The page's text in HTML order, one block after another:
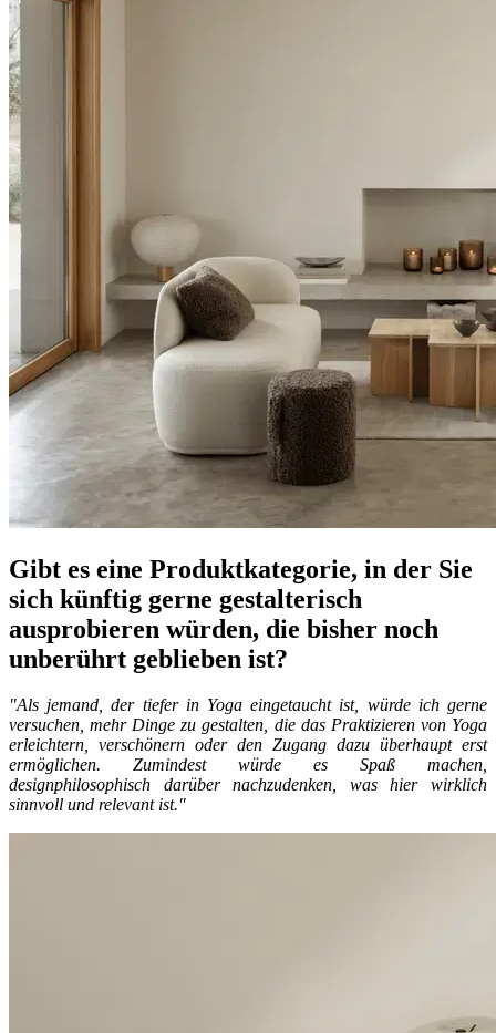
Gibt es eine Produktkategorie, in der Sie
sich künftig gerne gestalterisch
ausprobieren würden, die bisher noch
unberührt geblieben ist?
"Als jemand, der tiefer in Yoga eingetaucht ist, würde ich gerne
versuchen, mehr Dinge zu gestalten, die das Praktizieren von Yoga
erleichtern, verschönern oder den Zugang dazu überhaupt erst
ermöglichen. Zumindest würde es Spaß machen,
designphilosophisch darüber nachzudenken, was hier wirklich
sinnvoll und relevant ist."